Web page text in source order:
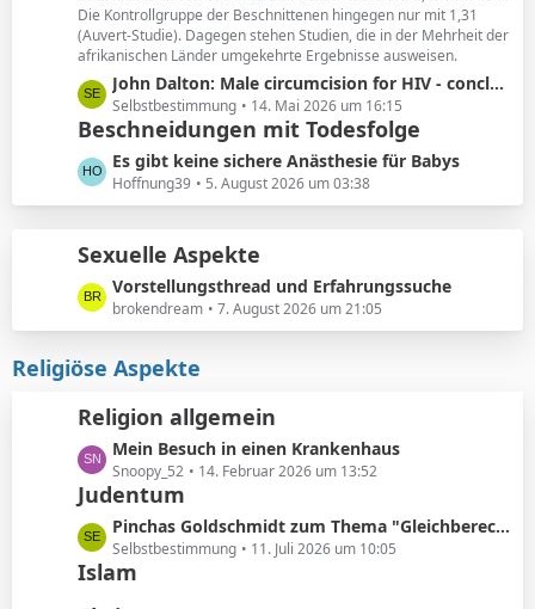
ä
g
e
e
i
r
ä
g
e
Die Kontrollgruppe der Beschnittenen hingegen nur mit 1,31
(Auvert-Studie). Dagegen stehen Studien, die in der Mehrheit der
afrikanischen Länder umgekehrte Ergebnisse ausweisen.
L
e
t
z
t
e
e
t
g
John Dalton: Male circumcision for HIV - conclusions sensitive to assumptions
Selbstbestimmung 14. Mai 2026 um 16:15
Beschneidungen mit Todesfolge
L
e
t
t
e
B
e
t
ä
g
e
Es gibt keine sichere Anästhesie für Babys
Hoffnung39 5. August 2026 um 03:38
Sexuelle Aspekte
L
e
t
z
t
e
B
e
i
t
r
ä
g
Vorstellungsthread und Erfahrungssuche
brokendream 7. August 2026 um 21:05
Religiöse Aspekte
Religion allgemein
L
e
z
t
e
Mein Besuch in einen Krankenhaus
Snoopy_52 14. Februar 2026 um 13:52
Judentum
L
e
t
Pinchas Goldschmidt zum Thema "Gleichberechtigung von Mann und Frau"
Selbstbestimmung 11. Juli 2026 um 10:05
Islam